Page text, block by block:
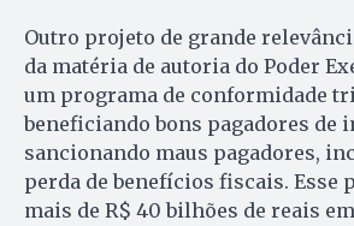
Outro projeto de grande
da matéria de autoria do Poder
um programa de conformidade
beneficiando bons pagadores de
sancionando maus pagadores,
perda de benefícios fiscais. Esse
mais de R$ 40 bilhões de reais